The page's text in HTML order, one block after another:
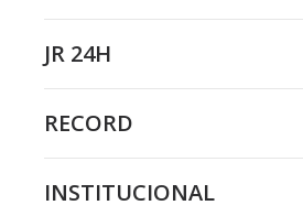
JR 24H
RECORD
INSTITUCIONAL